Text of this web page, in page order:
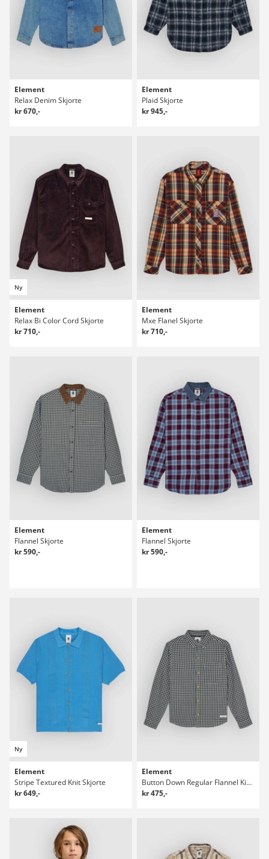
Element
Relax Denim Skjorte
kr 670,-
Element
Plaid Skjorte
kr 945,-
Ny
Element
Relax Bi Color Cord Skjorte
kr 710,-
Element
Mxe Flanel Skjorte
kr 710,-
Element
Flannel Skjorte
kr 590,-
Element
Flannel Skjorte
kr 590,-
Ny
Element
Stripe Textured Knit Skjorte
kr 649,-
Element
Button Down Regular Flannel Kids Skjorte
kr 475,-